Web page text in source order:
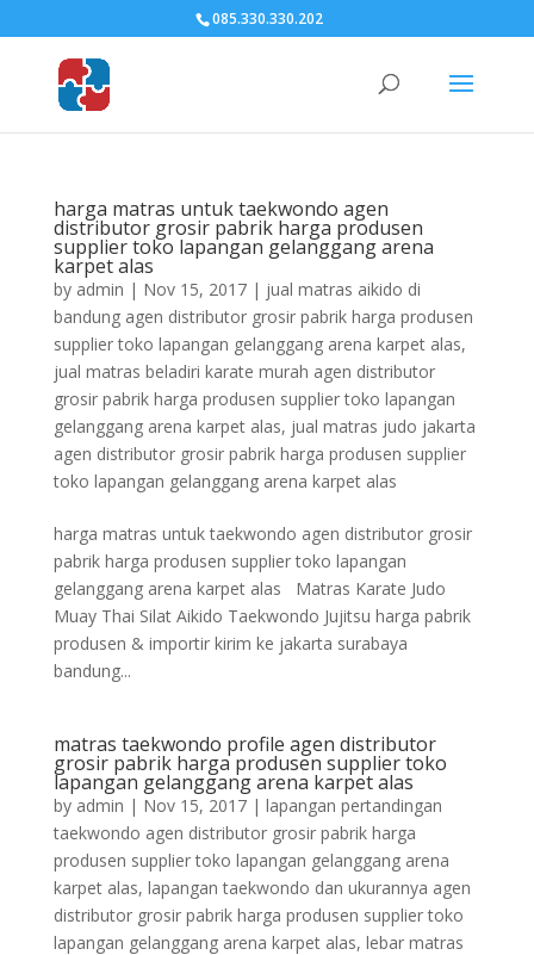
085.330.330.202
harga matras untuk taekwondo agen
distributor grosir pabrik harga produsen
supplier toko lapangan gelanggang arena
karpet alas
by admin | Nov 15, 2017| jual matras aikido di
bandung agen distributor grosir pabrik harga produsen
supplier toko lapangan gelanggang arena karpet alas,
jual matras beladiri karate murah agen distributor
grosir pabrik harga produsen supplier toko lapangan
gelanggang arena karpet alas, jual matras judo jakarta
agen distributor grosir pabrik harga produsen supplier
toko lapangan gelanggang arena karpet alas
harga matras untuk taekwondo agen distributor grosir
pabrik harga produsen supplier toko lapangan
gelanggang arena karpet alas Matras Karate Judo
Muay Thai Silat Aikido Taekwondo Jujitsu harga pabrik
produsen & importir kirim ke jakarta surabaya
bandung...
matras taekwondo profile agen distributor
grosir pabrik harga produsen supplier toko
lapangan gelanggang arena karpet alas
by admin | Nov 15, 2017| lapangan pertandingan
taekwondo agen distributor grosir pabrik harga
produsen supplier toko lapangan gelanggang arena
karpet alas, lapangan taekwondo dan ukurannya agen
distributor grosir pabrik harga produsen supplier toko
lapangan gelanggang arena karpet alas, lebar matras